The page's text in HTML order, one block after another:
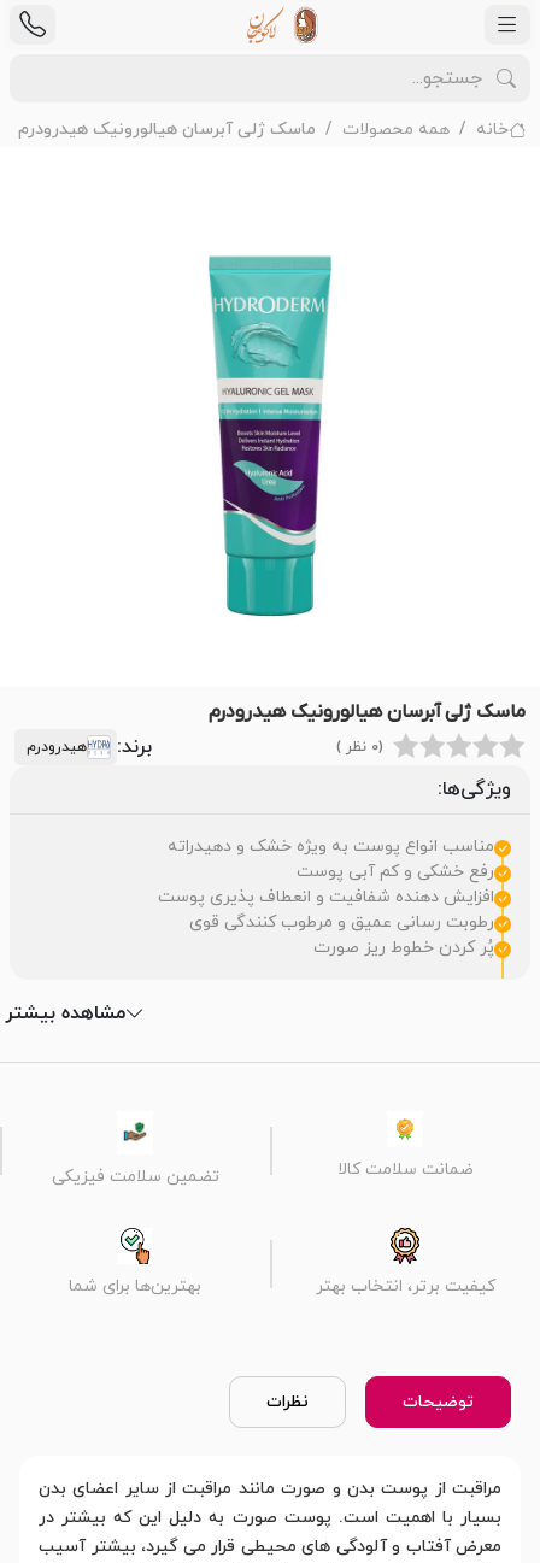
خانه همه محصولات ماسک ژلی آبرسان هیالورونیک هیدرودرم
ماسک ژلی آبرسان هیالورونیک هیدرودرم
(0 نظر ) برند: هیدرودرم
ویژگی‌ها:
مناسب انواع پوست به ویژه خشک و دهیدراته
رفع خشکی و کم آبی پوست
افزایش دهنده شفافیت و انعطاف پذیری پوست
رطوبت رسانی عمیق و مرطوب کنندگی قوی
پُر کردن خطوط ریز صورت
مشاهده بیشتر
ضمانت سلامت کالا تضمین سلامت فیزیکی
کیفیت برتر، انتخاب بهتر بهترین‌ها برای شما
توضیحات نظرات
مراقبت از پوست بدن و صورت مانند مراقبت از سایر اعضای بدن
بسیار با اهمیت است. پوست صورت به دلیل این که بیشتر در
معرض آفتاب و آلودگی های محیطی قرار می گیرد، بیشتر آسیب